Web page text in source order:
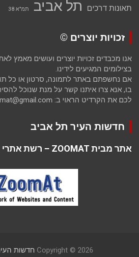
תאונות דרכים תל אביב תמ"א 38
זכויות יוצרים ©
אנו מכבדים זכויות יוצרים ועושים מאמץ
בצילומים המגיעים לידינו.
אם נחשפתם באתר לתמונה, סרטון או כל
בו, אנא צרו איתנו קשר על מנת שנוכל
לכם את הקרדיט הראוי ב: avihai.zoomat@gmail.com
חדשות העיר תל אביב
אתר מבית ZOOMAT – רשת אתרי תוכן ואינטרנט
Copyright © 2026 חדשות